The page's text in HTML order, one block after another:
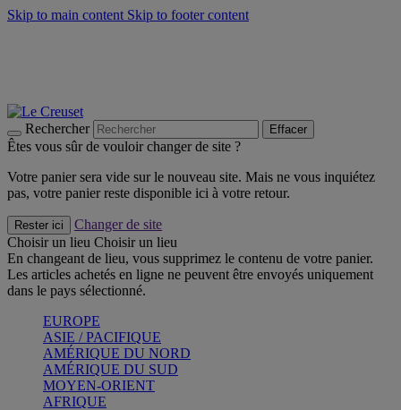
Skip to main content Skip to footer content
Rechercher Effacer
Êtes vous sûr de vouloir changer de site ?
Votre panier sera vide sur le nouveau site. Mais ne vous inquiétez
pas, votre panier reste disponible ici à votre retour.
Rester ici
Changer de site
Choisir un lieu Choisir un lieu
En changeant de lieu, vous supprimez le contenu de votre panier.
Les articles achetés en ligne ne peuvent être envoyés uniquement
dans le pays sélectionné.
EUROPE
ASIE / PACIFIQUE
AMÉRIQUE DU NORD
AMÉRIQUE DU SUD
MOYEN-ORIENT
AFRIQUE